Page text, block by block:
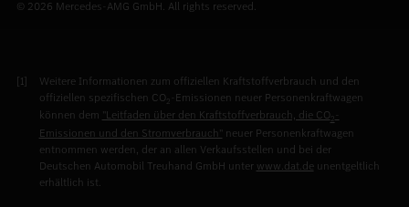
© 2026 Mercedes-AMG GmbH. All rights reserved.
Weitere Informationen zum offiziellen Kraftstoffverbrauch und den
offiziellen spezifischen CO2
-Emissionen neuer Personenkraftwagen
können dem "Leitfaden über den Kraftstoffverbrauch, die CO2
Emissionen und den Stromverbrauch" neuer Personenkraftwagen
entnommen werden, der an allen Verkaufsstellen und bei der
Deutschen Automobil Treuhand GmbH unter www.dat.deunentgeltlich
erhältlich ist.